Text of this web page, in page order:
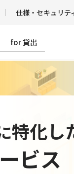
仕様・セキュリテ
for 貸出
特化し
ビス